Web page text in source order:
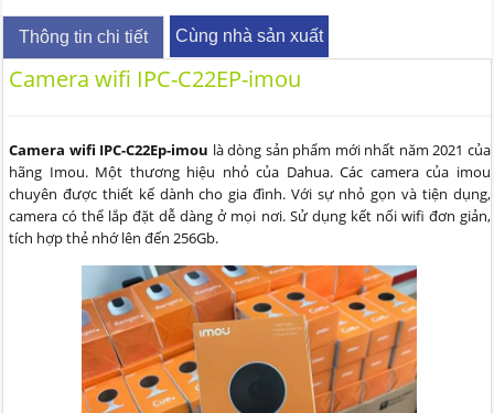
Thông tin chi tiết Cùng nhà sản xuất
Camera wifi IPC-C22EP-imou
Camera wifi IPC-C22Ep-imou là dòng sản phẩm mới nhất năm 2021 của
hãng Imou. Một thương hiệu nhỏ của Dahua. Các camera của imou
chuyên được thiết kế dành cho gia đình. Với sự nhỏ gọn và tiện dụng,
camera có thể lắp đặt dễ dàng ở mọi nơi. Sử dụng kết nối wifi đơn giản,
tích hợp thẻ nhớ lên đến 256Gb.